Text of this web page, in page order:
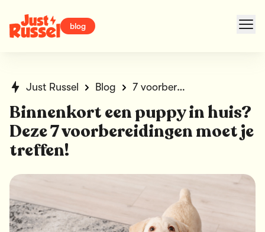
blog
Just Russel Blog 7 voorbereidingen voor wie een puppy in huis haalt
Binnenkort een puppy in huis?
Deze 7 voorbereidingen moet je
treffen!